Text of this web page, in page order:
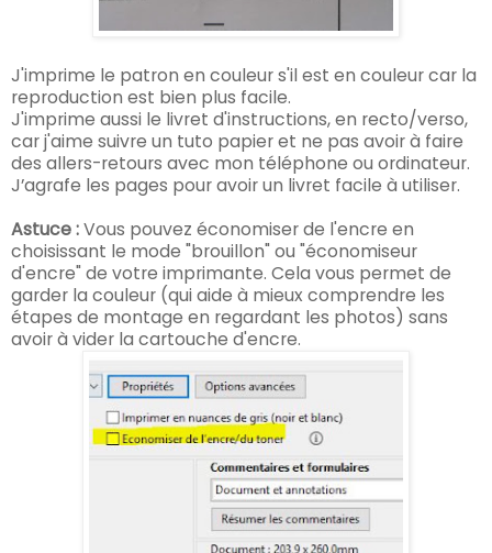
J'imprime le patron en couleur s'il est en couleur car la
reproduction est bien plus facile.
J'imprime aussi le livret d'instructions, en recto/verso,
car j'aime suivre un tuto papier et ne pas avoir à faire
des allers-retours avec mon téléphone ou ordinateur.
J’agrafe les pages pour avoir un livret facile à utiliser.
Astuce :Vous pouvez économiser de l'encre en
choisissant le mode "brouillon" ou "économiseur
d'encre" de votre imprimante. Cela vous permet de
garder la couleur (qui aide à mieux comprendre les
étapes de montage en regardant les photos) sans
avoir à vider la cartouche d'encre.